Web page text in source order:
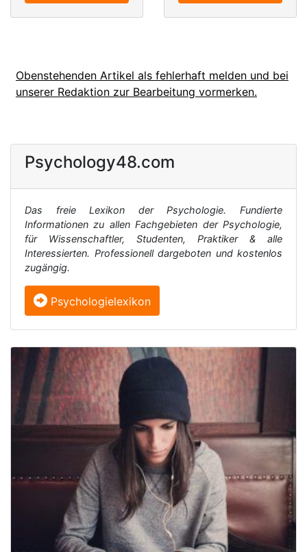
Obenstehenden Artikel als fehlerhaft melden und bei
unserer Redaktion zur Bearbeitung vormerken.
Psychology48.com
Das freie Lexikon der Psychologie. Fundierte
Informationen zu allen Fachgebieten der Psychologie,
für Wissenschaftler, Studenten, Praktiker & alle
Interessierten. Professionell dargeboten und kostenlos
zugängig.
Psychologielexikon